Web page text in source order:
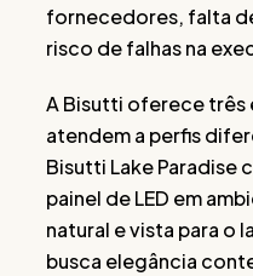
fornecedores, falta
risco de falhas na
A Bisutti oferece três
atendem a perfis
Bisutti Lake Paradise
painel de LED em
natural e vista para o
busca elegância